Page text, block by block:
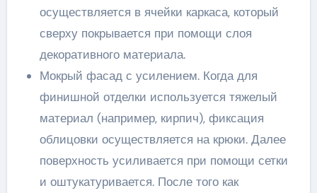
осуществляется в ячейки каркаса, который
сверху покрывается при помощи слоя
декоративного материала.
Мокрый фасад с усилением. Когда для
финишной отделки используется тяжелый
материал (например, кирпич), фиксация
облицовки осуществляется на крюки. Далее
поверхность усиливается при помощи сетки
и оштукатуривается. После того как